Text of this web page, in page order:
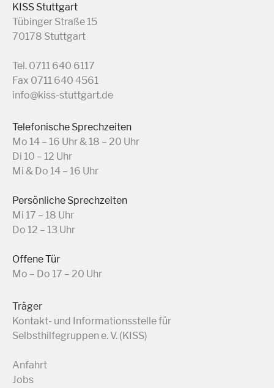
KISS Stuttgart
Tübinger Straße 15
70178 Stuttgart
Tel. 0711 640 6117
Fax 0711 640 4561
info@kiss-stuttgart.de
Telefonische Sprechzeiten
Mo 14 – 16 Uhr & 18 – 20 Uhr
Di 10 – 12 Uhr
Mi & Do 14 – 16 Uhr
Persönliche Sprechzeiten
Mi 17 – 18 Uhr
Do 12 – 13 Uhr
Offene Tür
Mo – Do 17 – 20 Uhr
Träger
Kontakt- und Informationsstelle für
Selbsthilfegruppen e. V. (KISS)
Anfahrt
Jobs